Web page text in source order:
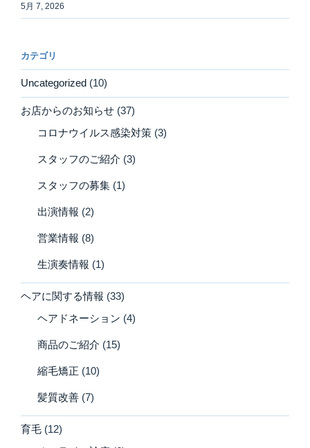
5月 7, 2026
カテゴリ
Uncategorized (10)
お店からのお知らせ (37)
コロナウイルス感染対策 (3)
スタッフのご紹介 (3)
スタッフの募集 (1)
出演情報 (2)
営業情報 (8)
生演奏情報 (1)
ヘアに関する情報 (33)
ヘアドネーション (4)
商品のご紹介 (15)
縮毛矯正 (10)
髪質改善 (7)
育毛 (12)